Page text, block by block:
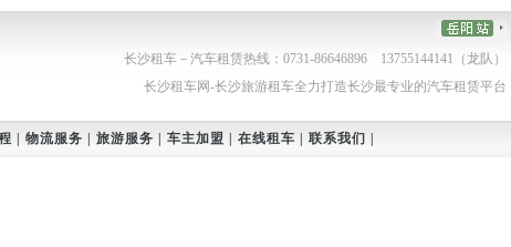
长沙租车－汽车租赁热线：0731-86646896 13755144141（龙队）
长沙租车网-长沙旅游租车全力打造长沙最专业的汽车租赁平台
物流服务 旅游服务 车主加盟 在线租车 联系我们